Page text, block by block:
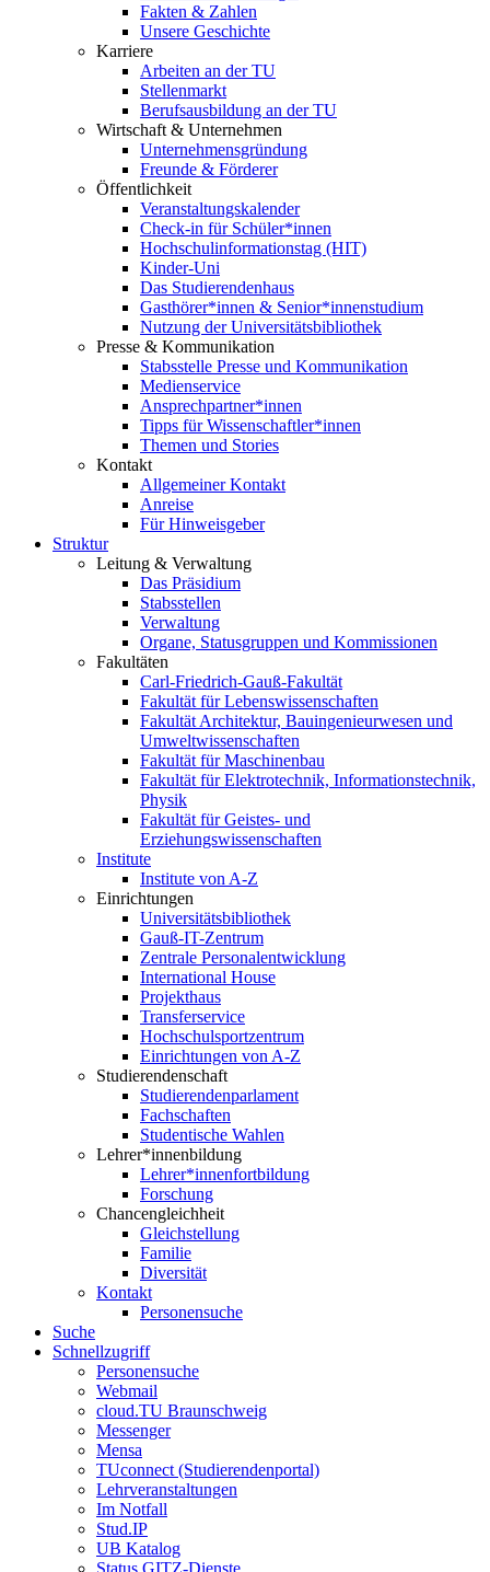
Fakten & Zahlen
Unsere Geschichte
Karriere
Arbeiten an der TU
Stellenmarkt
Berufsausbildung an der TU
Wirtschaft & Unternehmen
Unternehmensgründung
Freunde & Förderer
Öffentlichkeit
Veranstaltungskalender
Check-in für Schüler*innen
Hochschulinformationstag (HIT)
Kinder-Uni
Das Studierendenhaus
Gasthörer*innen & Senior*innenstudium
Nutzung der Universitätsbibliothek
Presse & Kommunikation
Stabsstelle Presse und Kommunikation
Medienservice
Ansprechpartner*innen
Tipps für Wissenschaftler*innen
Themen und Stories
Kontakt
Allgemeiner Kontakt
Anreise
Für Hinweisgeber
Struktur
Leitung & Verwaltung
Das Präsidium
Stabsstellen
Verwaltung
Organe, Statusgruppen und Kommissionen
Fakultäten
Carl-Friedrich-Gauß-Fakultät
Fakultät für Lebenswissenschaften
Fakultät Architektur, Bauingenieurwesen und
Umweltwissenschaften
Fakultät für Maschinenbau
Fakultät für Elektrotechnik, Informationstechnik,
Physik
Fakultät für Geistes- und
Erziehungswissenschaften
Institute
Institute von A-Z
Einrichtungen
Universitätsbibliothek
Gauß-IT-Zentrum
Zentrale Personalentwicklung
International House
Projekthaus
Transferservice
Hochschulsportzentrum
Einrichtungen von A-Z
Studierendenschaft
Studierendenparlament
Fachschaften
Studentische Wahlen
Lehrer*innenbildung
Lehrer*innenfortbildung
Forschung
Chancengleichheit
Gleichstellung
Familie
Diversität
Kontakt
Personensuche
Suche
Schnellzugriff
Personensuche
Webmail
cloud.TU Braunschweig
Messenger
Mensa
TUconnect (Studierendenportal)
Lehrveranstaltungen
Im Notfall
Stud.IP
UB Katalog
Status GITZ-Dienste